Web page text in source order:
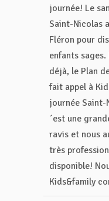
journée! Le
Saint-Nicolas
Fléron pour
enfants sages.
déjà, le Plan
fait appel à
journée Saint-
´est une
ravis et nous
très
disponible!
Kids&family